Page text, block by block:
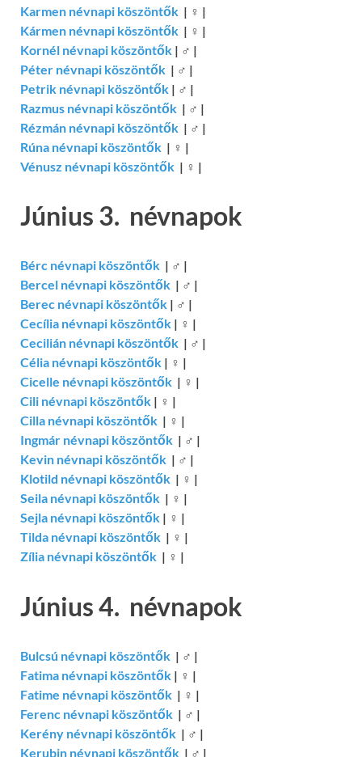
Karmen névnapi köszöntők | ♀ |
Kármen névnapi köszöntők | ♀ |
Kornél névnapi köszöntők | ♂ |
Péter névnapi köszöntők | ♂ |
Petrik névnapi köszöntők | ♂ |
Razmus névnapi köszöntők | ♂ |
Rézmán névnapi köszöntők | ♂ |
Rúna névnapi köszöntők | ♀ |
Vénusz névnapi köszöntők | ♀ |
Június 3. névnapok
Bérc névnapi köszöntők | ♂ |
Bercel névnapi köszöntők | ♂ |
Berec névnapi köszöntők | ♂ |
Cecília névnapi köszöntők | ♀ |
Cecilián névnapi köszöntők | ♂ |
Célia névnapi köszöntők | ♀ |
Cicelle névnapi köszöntők | ♀ |
Cili névnapi köszöntők | ♀ |
Cilla névnapi köszöntők | ♀ |
Ingmár névnapi köszöntők | ♂ |
Kevin névnapi köszöntők | ♂ |
Klotild névnapi köszöntők | ♀ |
Seila névnapi köszöntők | ♀ |
Sejla névnapi köszöntők | ♀ |
Tilda névnapi köszöntők | ♀ |
Zília névnapi köszöntők | ♀ |
Június 4. névnapok
Bulcsú névnapi köszöntők | ♂ |
Fatima névnapi köszöntők | ♀ |
Fatime névnapi köszöntők | ♀ |
Ferenc névnapi köszöntők | ♂ |
Kerény névnapi köszöntők | ♂ |
Kerubin névnapi köszöntők | ♂ |